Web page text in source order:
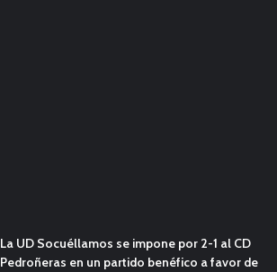
La UD Socuéllamos se impone por 2-1 al CD
Pedroñeras en un partido benéfico a favor de